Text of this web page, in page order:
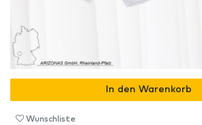
In den Warenkorb
Wunschliste